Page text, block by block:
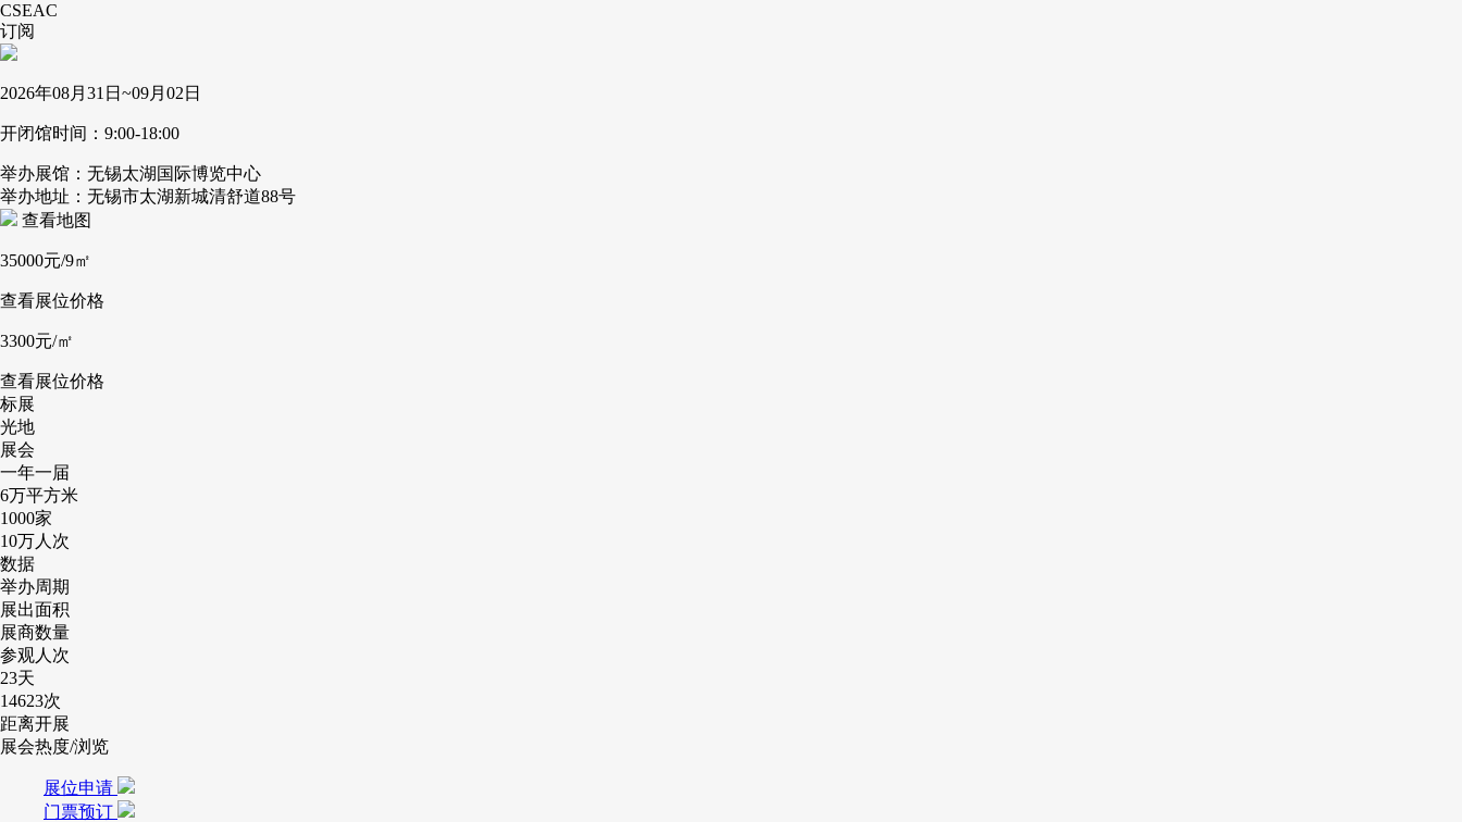
CSEAC
订阅
2026年08月31日~09月02日
开闭馆时间：9:00-18:00
举办展馆：无锡太湖国际博览中心
举办地址：无锡市太湖新城清舒道88号
查看地图
35000元/9㎡
查看展位价格
3300元/㎡
查看展位价格
标展
光地
展会
一年一届
6万平方米
1000家
10万人次
数据
举办周期
展出面积
展商数量
参观人次
23天
14623次
距离开展
展会热度/浏览
展位申请
门票预订